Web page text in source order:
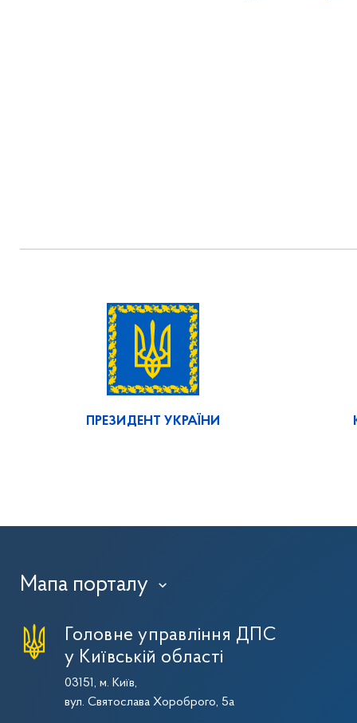
ПРЕЗИДЕНТ УКРАЇНИ
Мапа порталу ›
Головне управління ДПС
у Київській області
03151, м. Київ,
вул. Святослава Хороброго, 5а